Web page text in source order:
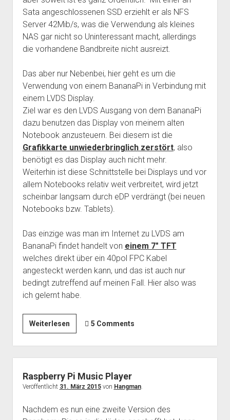
Sata angeschlossenen SSD erziehlt er als NFS
Server 42Mib/s, was die Verwendung als kleines
NAS gar nicht so Uninteressant macht, allerdings
die vorhandene Bandbreite nicht ausreizt.
Das aber nur Nebenbei, hier geht es um die
Verwendung von einem BananaPi in Verbindung mit
einem LVDS Display.
Ziel war es den LVDS Ausgang von dem BananaPi
dazu benutzen das Display von meinem alten
Notebook anzusteuern. Bei diesem ist die
Grafikkarte unwiederbringlich zerstört, also
benötigt es das Display auch nicht mehr.
Weiterhin ist diese Schnittstelle bei Displays und vor
allem Notebooks relativ weit verbreitet, wird jetzt
scheinbar langsam durch eDP verdrängt (bei neuen
Notebooks bzw. Tablets).
Das einzige was man im Internet zu LVDS am
BananaPi findet handelt von einem 7″ TFT
welches direkt über ein 40pol FPC Kabel
angesteckt werden kann, und das ist auch nur
bedingt zutreffend auf meinen Fall. Hier also was
ich gelernt habe.
WeiterlesenBananaPi
und
LVDS
Notebook
Display
5 Comments
Raspberry Pi Music Player
Veröffentlicht 31. März 2015von Hangman.
Nachdem es nun eine zweite Version des